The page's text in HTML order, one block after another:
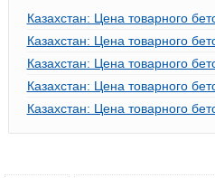
Казахстан: Цена товарного
Казахстан: Цена товарного
Казахстан: Цена товарного
Казахстан: Цена товарного
Казахстан: Цена товарного